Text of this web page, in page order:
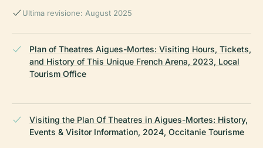
Ultima revisione: August 2025
Plan of Theatres Aigues-Mortes: Visiting Hours, Tickets,
and History of This Unique French Arena, 2023, Local
Tourism Office
Visiting the Plan Of Theatres in Aigues-Mortes: History,
Events & Visitor Information, 2024, Occitanie Tourisme